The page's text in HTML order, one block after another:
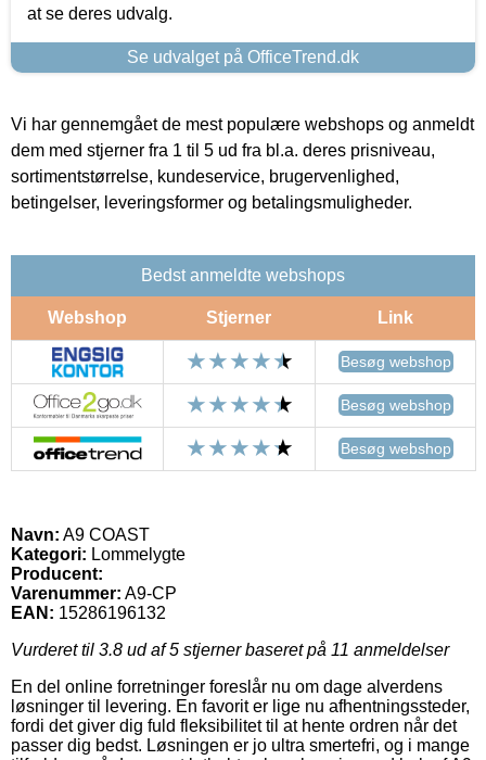
at se deres udvalg.
Se udvalget på OfficeTrend.dk
Vi har gennemgået de mest populære webshops og anmeldt
dem med stjerner fra 1 til 5 ud fra bl.a. deres prisniveau,
sortimentstørrelse, kundeservice, brugervenlighed,
betingelser, leveringsformer og betalingsmuligheder.
Bedst anmeldte webshops
Webshop Stjerner Link
Besøg webshop
Besøg webshop
Besøg webshop
Navn: A9 COAST
Kategori: Lommelygte
Producent:
Varenummer: A9-CP
EAN: 15286196132
Vurderet til 3.8 ud af 5 stjerner baseret på 11 anmeldelser
En del online forretninger foreslår nu om dage alverdens
løsninger til levering. En favorit er lige nu afhentningssteder,
fordi det giver dig fuld fleksibilitet til at hente ordren når det
passer dig bedst. Løsningen er jo ultra smertefri, og i mange